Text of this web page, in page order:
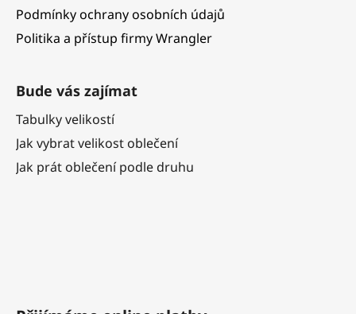
Podmínky ochrany osobních údajů
Politika a přístup firmy Wrangler
Bude vás zajímat
Tabulky velikostí
Jak vybrat velikost oblečení
Jak prát oblečení podle druhu